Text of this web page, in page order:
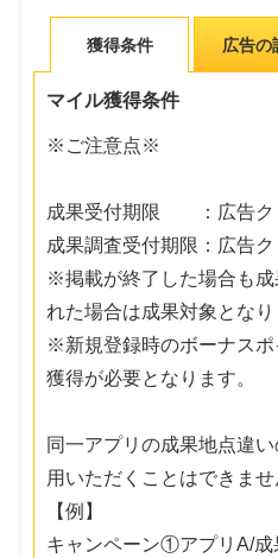
獲得条件 広告の
マイル獲得条件
※ご注意点※
成果受付期限 ：広告ク
成果調査受付期限：広告
※掲載が終了した場合も成
れた場合は成果対象となり
※新規登録時のボーナス
獲得が必要となります。
同一アプリの成果地点違
用いただくことはできませ
【例】
キャンペーン①アプリA/成